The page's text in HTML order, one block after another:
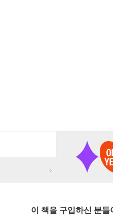
이 책을 구입하신 분